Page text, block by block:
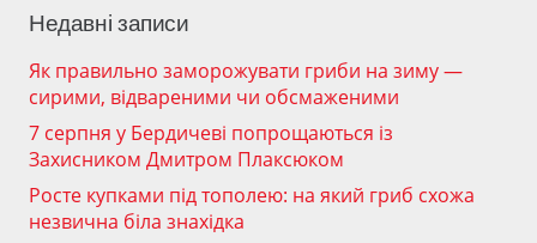
Недавні записи
Як правильно заморожувати гриби на зиму —
сирими, відвареними чи обсмаженими
7 серпня у Бердичеві попрощаються із
Захисником Дмитром Плаксюком
Росте купками під тополею: на який гриб схожа
незвична біла знахідка